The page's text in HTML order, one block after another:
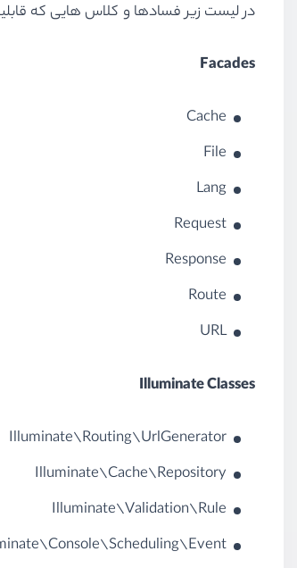
در لیست زیر فسادها و کلاس هایی که
Facades
Cache
File
Lang
Request
Response
Route
URL
Illuminate Classes
Illuminate\Routing\UrlGenerator
Illuminate\Cache\Repository
Illuminate\Validation\Rule